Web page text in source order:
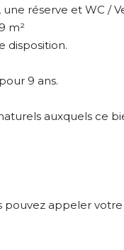
réserve et WC /
m²
disposition.
9 ans.
auxquels ce
pouvez appeler